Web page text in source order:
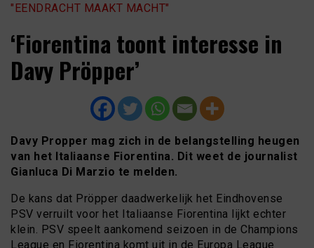
"EENDRACHT MAAKT MACHT"
‘Fiorentina toont interesse in
Davy Pröpper’
Davy Propper mag zich in de belangstelling heugen
van het Italiaanse Fiorentina. Dit weet de journalist
Gianluca Di Marzio te melden.
De kans dat Pröpper daadwerkelijk het Eindhovense
PSV verruilt voor het Italiaanse Fiorentina lijkt echter
klein. PSV speelt aankomend seizoen in de Champions
League en Fiorentina komt uit in de Europa League